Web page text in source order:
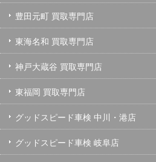
豊田元町 買取専門店
東海名和 買取専門店
神戸大蔵谷 買取専門店
東福岡 買取専門店
グッドスピード車検 中川・港店
グッドスピード車検 岐阜店